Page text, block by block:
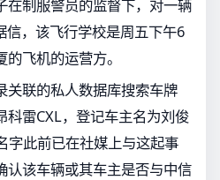
制服警员的监督下，对一辆
信，该飞行学校是周五下午6
飞机的运营方。
关联的私人数据库搜索车牌
科雷CXL，登记车主名为刘俊
字此前已在社媒上与这起事
认该车辆或其车主是否与中信